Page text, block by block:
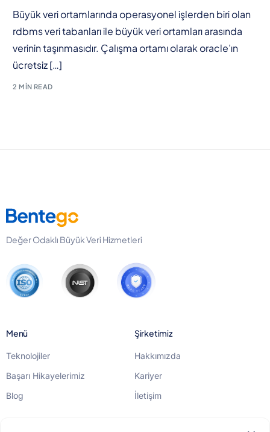
Büyük veri ortamlarında operasyonel işlerden biri olan
rdbms veri tabanları ile büyük veri ortamları arasında
verinin taşınmasıdır. Çalışma ortamı olarak oracle’ın
ücretsiz […]
2 MIN READ
Değer Odaklı Büyük Veri Hizmetleri
Menü
Teknolojiler
Başarı Hikayelerimiz
Blog
Şirketimiz
Hakkımızda
Kariyer
İletişim